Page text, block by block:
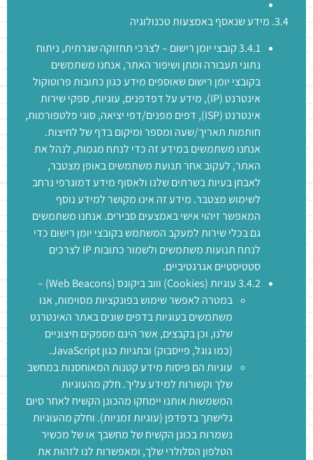
3.4. מידע שנאסף באמצעות טכנולוגיה
3.4.1 קובצי יומן רישום – לצרכי תחזוקה שגרתית, ניתוח
נתוני תעבורה ומתן ושיפור האתר, אנחנו משתמשים
בקובצי יומן רישום שאוספים מידע כגון כתובות פרוטוקול
אינטרנט (IP), מידע על דפדפנים, עוגיות, ספקי שירות
אינטרנט (ISP), דפים מפנים/דפי יציאה, סוגי פלטפורמות,
חותמות תאריך/שעה ומספר ומיקום בדף של לחיצות.
אנחנו משתמשים במידע זה כדי לנתח מגמות, לנהל את
האתר, לעקוב אחר תנועת משתמשים באופן מצטבר,
לאבחן בעיות בשרתים שלנו ולאסוף מידע דמוגרפי נרחב
לשימוש מצטבר. מידע זה אינו מקושר למידע נוסף
המאפשר זיהוי אישי באמצעים סבירים. אנחנו משתמשים
גם בכלי שירות למעקב המשתמש בקובצי יומן רישום כדי
לנתח תנועות משתמשים ולשמור כתובות IP לצרכים
סטטיסטיים אגרגטיביים.
3.4.2 עוגיות (Cookies) וווב ביקונס (Web Beacons) –
במטרה לאפשר שימוש בפונקציות מסוימות, אנו
משתמשים בעוגיות בדפים שונים באתר האינטרנט
שלנו, וכן בקבצים, אשר הינם מספקים חיצוניים
(כמו גוגל, פייסבוק) ובתגיות כגון JavaScript.
עוגיות הם פיסות מידע קטנות המאוחסנות במחשב
שלך וקשורות למידע עליך. חלק מהעוגיות
המשמשות אותנו יימחקו מהכונן הקשיח לאחר סיום
גלישתך בדפדפן (עוגיות זמניות). וחלק מהעוגיות
נשמרות בכונן הקשיח של מחשבך או של מכשיר
הטלפון הסלולרי שלך, ומאפשרות לנו לזהות את